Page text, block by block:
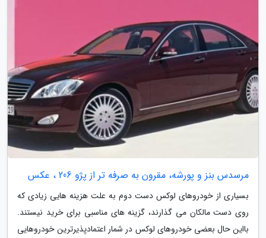
مرسدس بنز و پورشه، مقرون به صرفه تر از پژو 206 ، عکس
بسیاری از خودروهای لوکس دست دوم به علت هزینه هایی زیادی که
روی دست مالکان می گذارند، گزینه های مناسبی برای خرید نیستند.
بااین حال بعضی خودروهای لوکس در شمار اعتمادپذیرترین خودروهایی